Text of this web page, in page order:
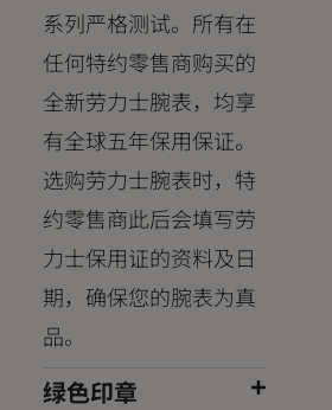
系列严格测试。所有在
任何特约零售商购买的
全新劳力士腕表，均享
有全球五年保用保证。
选购劳力士腕表时，特
约零售商此后会填写劳
力士保用证的资料及日
期，确保您的腕表为真
品。
绿色印章